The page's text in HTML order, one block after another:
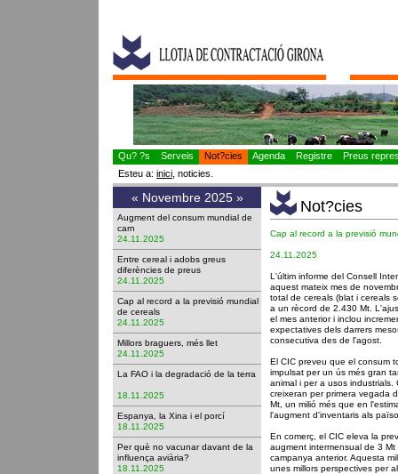
Qu? ?s Serveis Not?cies Agenda Registre
Preus
Esteu a: inici , noticies.
« Novembre 2025 »
Augment del consum mundial de
carn
24.11.2025
Entre cereal i adobs greus
diferències de preus
24.11.2025
Cap al record a la previsió mundial
de cereals
24.11.2025
Millors braguers, més llet
24.11.2025
La FAO i la degradació de la terra
18.11.2025
Espanya, la Xina i el porcí
18.11.2025
Per què no vacunar davant de la
influença aviària?
18.11.2025
Not?cies
Cap al record a la previsió
24.11.2025
L'últim informe del Consell
aquest mateix mes de
total de cereals (blat i cereals
a un rècord de 2.430 Mt.
el mes anterior i inclou
expectatives dels darrers
consecutiva des de l'agost.
El CIC preveu que el consum
impulsat per un ús més gran
animal i per a usos industrials.
creixeran per primera vegada
Mt, un milió més que en
l'augment d'inventaris als
En comerç, el CIC eleva la
augment intermensual de 3
campanya anterior. Aquesta
unes millors perspectives per